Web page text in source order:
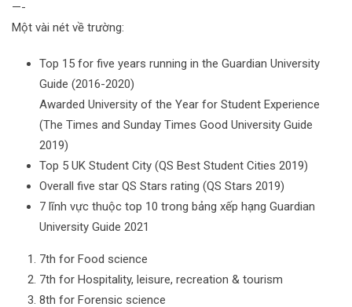
—-
Một vài nét về trường:
Top 15 for five years running in the Guardian University
Guide (2016-2020)
Awarded University of the Year for Student Experience
(The Times and Sunday Times Good University Guide
2019)
Top 5 UK Student City (QS Best Student Cities 2019)
Overall five star QS Stars rating (QS Stars 2019)
7 lĩnh vực thuộc top 10 trong bảng xếp hạng Guardian
University Guide 2021
7th for Food science
7th for Hospitality, leisure, recreation & tourism
8th for Forensic science